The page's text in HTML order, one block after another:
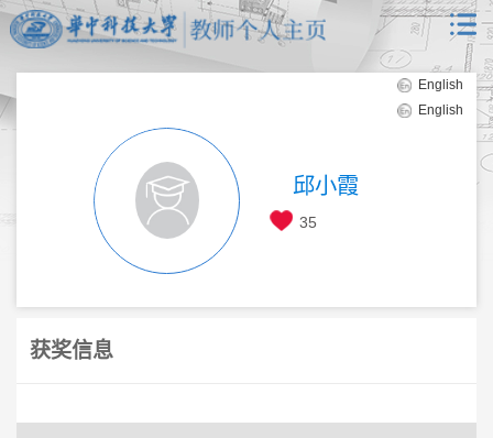
English
English
邱小霞
35
获奖信息